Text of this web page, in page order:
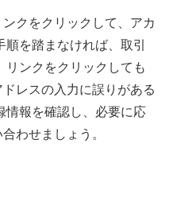
クをクリックして、アカ
を踏まなければ、取引
リンクをクリックしても
レスの入力に誤りがある
情報を確認し、必要に応
わせましょう。